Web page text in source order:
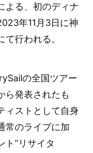
よる、初のディナ
年11月3日に神
行われる。
の全国ツアー
ら発表されたも
ィストとして自身
常のライブに加
ト“リサイタ